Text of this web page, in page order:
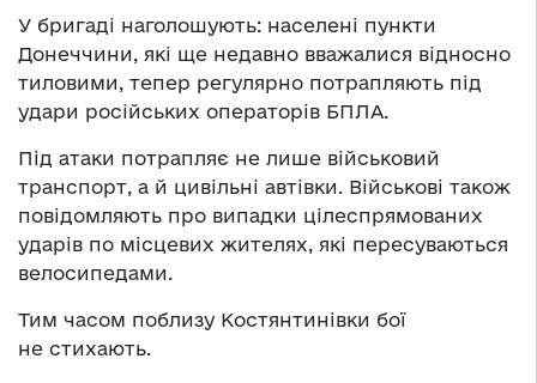
У бригаді наголошують: населені пункти
Донеччини, які ще недавно вважалися відносно
тиловими, тепер регулярно потрапляють під
удари російських операторів БПЛА.
Під атаки потрапляє не лише військовий
транспорт, а й цивільні автівки. Військові також
повідомляють про випадки цілеспрямованих
ударів по місцевих жителях, які пересуваються
велосипедами.
Тим часом поблизу Костянтинівки бої
не стихають.